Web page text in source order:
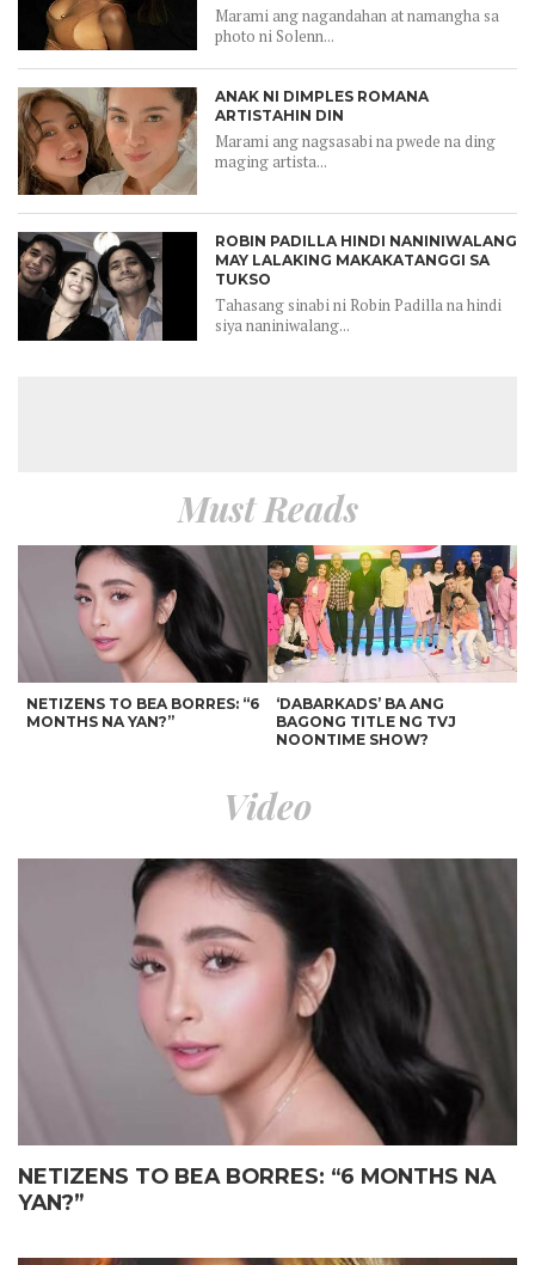
Marami ang nagandahan at namangha sa
photo ni Solenn...
ANAK NI DIMPLES ROMANA
ARTISTAHIN DIN
Marami ang nagsasabi na pwede na ding
maging artista...
ROBIN PADILLA HINDI NANINIWALANG
MAY LALAKING MAKAKATANGGI SA
TUKSO
Tahasang sinabi ni Robin Padilla na hindi
siya naniniwalang...
Must Reads
NETIZENS TO BEA BORRES: “6
MONTHS NA YAN?”
‘DABARKADS’ BA ANG
BAGONG TITLE NG TVJ
NOONTIME SHOW?
ELIAS MAY FATHER’S DAY
GIFT KAY JOHN LLOYD CRUZ
SA ISANG EMOSYONAL NA
JOHN LLOYD CRUZ
MAGIGING ‘KAPUSO’ NA NGA
BA?
Video
NETIZENS TO BEA BORRES: “6 MONTHS NA
YAN?”